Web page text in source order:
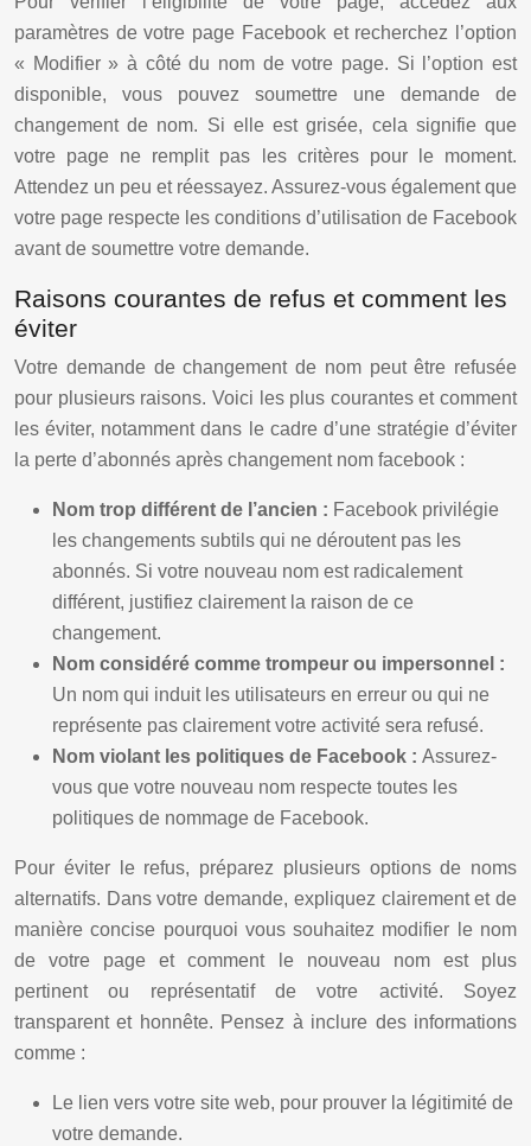
paramètres de votre page Facebook et recherchez l’option
« Modifier » à côté du nom de votre page. Si l’option est
disponible, vous pouvez soumettre une demande de
changement de nom. Si elle est grisée, cela signifie que
votre page ne remplit pas les critères pour le moment.
Attendez un peu et réessayez. Assurez-vous également que
votre page respecte les conditions d’utilisation de Facebook
avant de soumettre votre demande.
Raisons courantes de refus et comment les
éviter
Votre demande de changement de nom peut être refusée
pour plusieurs raisons. Voici les plus courantes et comment
les éviter, notamment dans le cadre d’une stratégie d’éviter
la perte d’abonnés après changement nom facebook :
Nom trop différent de l’ancien : Facebook privilégie
les changements subtils qui ne déroutent pas les
abonnés. Si votre nouveau nom est radicalement
différent, justifiez clairement la raison de ce
changement.
Nom considéré comme trompeur ou impersonnel :
Un nom qui induit les utilisateurs en erreur ou qui ne
représente pas clairement votre activité sera refusé.
Nom violant les politiques de Facebook : Assurez-
vous que votre nouveau nom respecte toutes les
politiques de nommage de Facebook.
Pour éviter le refus, préparez plusieurs options de noms
alternatifs. Dans votre demande, expliquez clairement et de
manière concise pourquoi vous souhaitez modifier le nom
de votre page et comment le nouveau nom est plus
pertinent ou représentatif de votre activité. Soyez
transparent et honnête. Pensez à inclure des informations
comme :
Le lien vers votre site web, pour prouver la légitimité de
votre demande.